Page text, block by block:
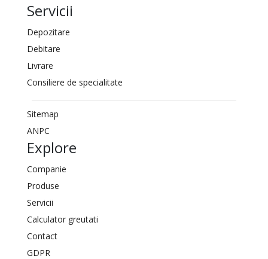
Servicii
Depozitare
Debitare
Livrare
Consiliere de specialitate
Sitemap
ANPC
Explore
Companie
Produse
Servicii
Calculator greutati
Contact
GDPR